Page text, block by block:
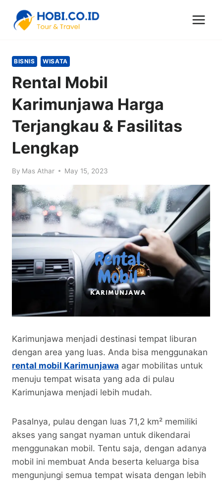
content
BISNIS WISATA
Rental Mobil
Karimunjawa Harga
Terjangkau & Fasilitas
Lengkap
By Mas Athar May 15, 2023
Karimunjawa menjadi destinasi tempat liburan
dengan area yang luas. Anda bisa menggunakan
rental mobil Karimunjawa agar mobilitas untuk
menuju tempat wisata yang ada di pulau
Karimunjawa menjadi lebih mudah.
Pasalnya, pulau dengan luas 71,2 km² memiliki
akses yang sangat nyaman untuk dikendarai
menggunakan mobil. Tentu saja, dengan adanya
mobil ini membuat Anda beserta keluarga bisa
mengunjungi semua tempat wisata dengan lebih